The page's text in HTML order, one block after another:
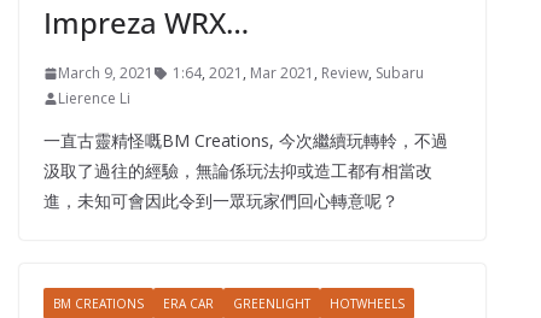
Impreza WRX…
March 9, 2021 1:64, 2021 , Mar 2021 , Review, Subaru
Lierence Li
一直古靈精怪嘅BM Creations, 今次繼續玩轉軨，不過
汲取了過往的經驗，無論係玩法抑或造工都有相當改
進，未知可會因此令到一眾玩家們回心轉意呢？
BM CREATIONS ERA CAR GREENLIGHT
HOTWHEELS